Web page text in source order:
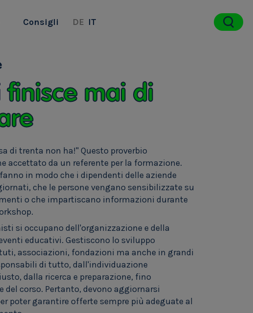
Consigli DE IT
finisce mai di
di trenta non ha!" Questo proverbio
accettato da un referente per la formazione.
in modo che i dipendenti delle aziende
che le persone vengano sensibilizzate su
o che impartiscano informazioni durante
si occupano dell'organizzazione e della
educativi. Gestiscono lo sviluppo
associazioni, fondazioni ma anche in grandi
di tutto, dall'individuazione
dalla ricerca e preparazione, fino
del corso. Pertanto, devono aggiornarsi
poter garantire offerte sempre più adeguate al